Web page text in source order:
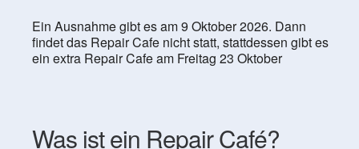
Ein Ausnahme gibt es am 9 Oktober 2026. Dann
findet das Repair Cafe nicht statt, stattdessen gibt es
ein extra Repair Cafe am Freitag 23 Oktober
Was ist ein Repair Café?